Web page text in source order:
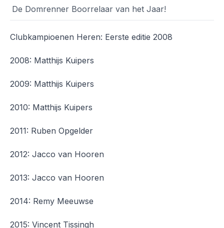
De Domrenner Boorrelaar van het Jaar!
Clubkampioenen Heren: Eerste editie 2008
2008: Matthijs Kuipers
2009: Matthijs Kuipers
2010: Matthijs Kuipers
2011: Ruben Opgelder
2012: Jacco van Hooren
2013: Jacco van Hooren
2014: Remy Meeuwse
2015: Vincent Tissingh